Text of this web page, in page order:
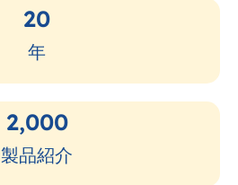
年
20
製品紹介
2,000